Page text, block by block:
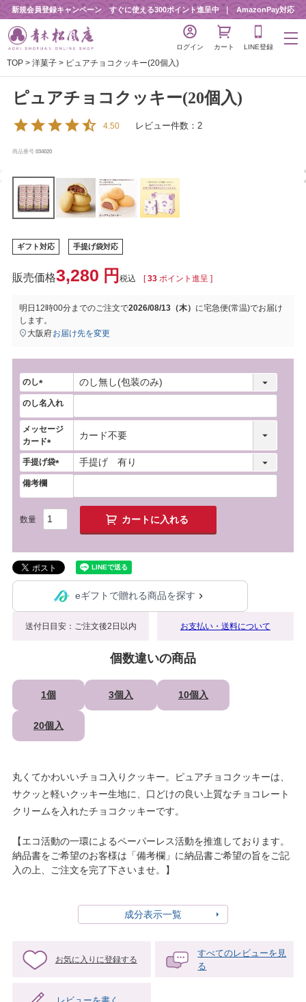
新規会員登録キャンペーン すぐに使える300ポイント進呈中 AmazonPay対応
ログイン カート LINE登録
TOP 洋菓子 ピュアチョコクッキー(20個入)
ピュアチョコクッキー(20個入)
4.50 レビュー件数：2
商品番号 034020
ギフト対応 手提げ袋対応
3,280 税込 [ 33 ポイント進呈 ]
明日 12時00分までのご注文で2026/08/13（木） に宅急便(常温)でお届け
します。
大阪府お届け先を変更
のし
(
必
須
)
のし名入れ
メッセージ
カード
(
必
須
手提げ袋
(
備考欄
カートに入れる
eギフトで贈れる商品を探す
送付日目安：ご注文後2日以内 お支払い・送料について
個数違いの商品
1個 3個入 10個入
20個入
丸くてかわいいチョコ入りクッキー。ピュアチョコクッキーは、
サクッと軽いクッキー生地に、口どけの良い上質なチョコレート
クリームを入れたチョコクッキーです。
【エコ活動の一環によるペーパーレス活動を推進しております。
納品書をご希望のお客様は「備考欄」に納品書ご希望の旨をご記
入の上、ご注文を完了下さいませ。】
成分表示一覧
お気に入りに登録する
すべてのレビューを見
る